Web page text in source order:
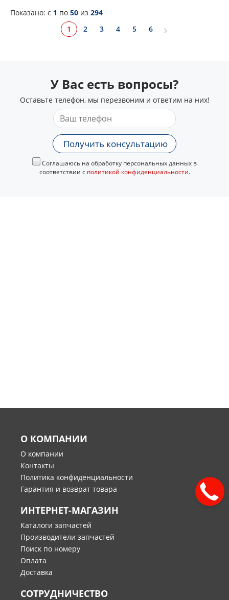
Показано: c 1 по 50 из 294
1
2 3 4 5 6
У Вас есть вопросы?
Оставьте телефон, мы перезвоним и ответим на них!
Получить консультацию
Соглашаюсь на обработку персональных данных в
соответствии с политикой конфиденциальности.
О КОМПАНИИ
О компании
Контакты
Политика конфиденциальности
Гарантия и возврат товара
ИНТЕРНЕТ-МАГАЗИН
Каталоги запчастей
Производители запчастей
Поиск по номеру
Оплата
Доставка
СОТРУДНИЧЕСТВО